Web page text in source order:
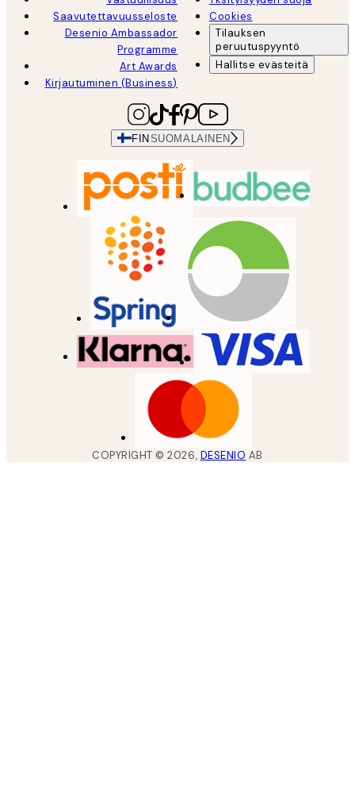
Saavutettavuusseloste
Desenio Ambassador
Programme
Art Awards
Kirjautuminen (Business)
Cookies
Tilauksen
peruutuspyyntö
Hallitse evästeitä
FINSUOMALAINEN
COPYRIGHT ©2026, DESENIO AB